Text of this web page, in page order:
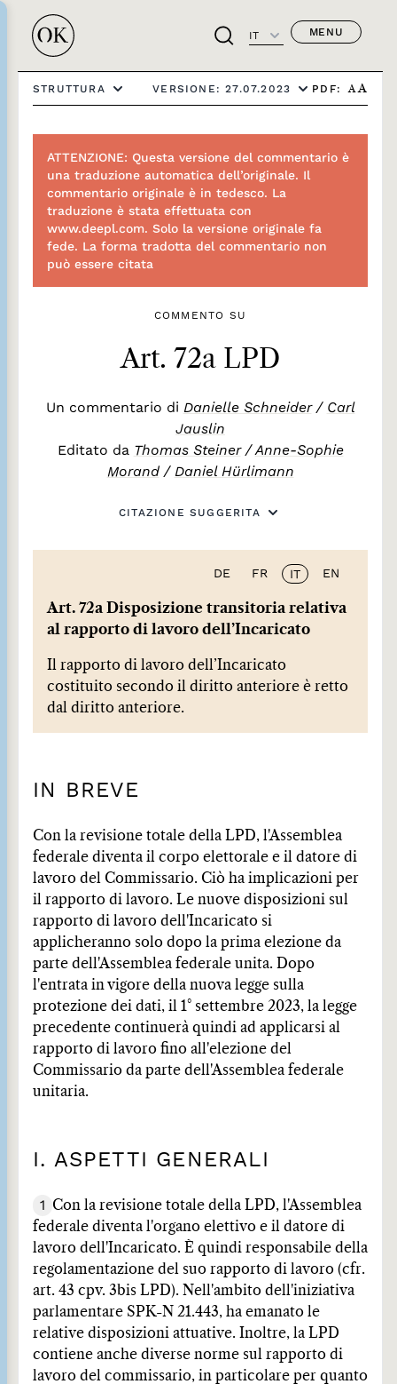
IT MENU
STRUTTURA VERSIONE: 27.07.2023 PDF: A A
ATTENZIONE: Questa versione del commentario è
una traduzione automatica dell’originale. Il
commentario originale è in tedesco. La
traduzione è stata effettuata con
www.deepl.com. Solo la versione originale fa
fede. La forma tradotta del commentario non
può essere citata
COMMENTO SU
Art. 72a LPD
Un commentario di Danielle Schneider/ Carl
Jauslin
Editato da Thomas Steiner/Anne-Sophie
Morand/ Daniel Hürlimann
CITAZIONE SUGGERITA
DE FR IT EN
Art. 72a Disposizione transitoria relativa
al rapporto di lavoro dell’Incaricato
Il rapporto di lavoro dell’Incaricato
costituito secondo il diritto anteriore è retto
dal diritto anteriore.
IN BREVE
Con la revisione totale della LPD, l'Assemblea
federale diventa il corpo elettorale e il datore di
lavoro del Commissario. Ciò ha implicazioni per
il rapporto di lavoro. Le nuove disposizioni sul
rapporto di lavoro dell'Incaricato si
applicheranno solo dopo la prima elezione da
parte dell'Assemblea federale unita. Dopo
l'entrata in vigore della nuova legge sulla
protezione dei dati, il 1° settembre 2023, la legge
precedente continuerà quindi ad applicarsi al
rapporto di lavoro fino all'elezione del
Commissario da parte dell'Assemblea federale
unitaria.
I. ASPETTI GENERALI
1
Con la revisione totale della LPD, l'Assemblea
federale diventa l'organo elettivo e il datore di
lavoro dell'Incaricato. È quindi responsabile della
regolamentazione del suo rapporto di lavoro (cfr.
art. 43 cpv. 3bis LPD). Nell'ambito dell'iniziativa
parlamentare SPK-N 21.443, ha emanato le
relative disposizioni attuative. Inoltre, la LPD
contiene anche diverse norme sul rapporto di
lavoro del commissario, in particolare per quanto